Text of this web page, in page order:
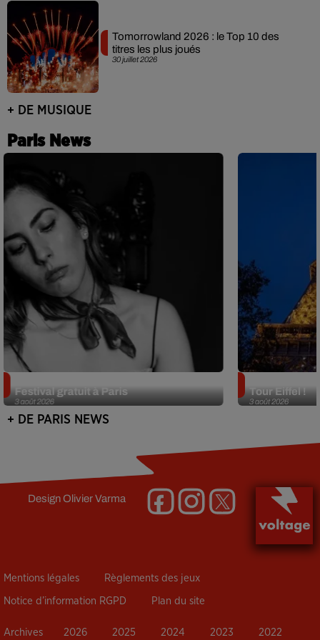
30 juillet 2026
Tomorrowland 2026 : le Top 10 des
titres les plus joués
+ DE MUSIQUE
Paris News
3 août 2026
Festival gratuit à Paris
3 août 2026
Tour Eiffel !
+ DE PARIS NEWS
DesignOlivier Varma
Mentions légales Règlements des jeux
Notice d’information RGPD Plan du site
Archives 2026 2025 2024 2023 2022